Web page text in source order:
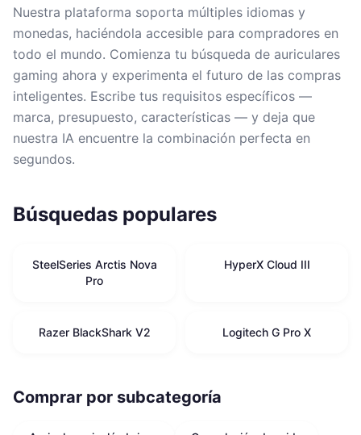
Nuestra plataforma soporta múltiples idiomas y
monedas, haciéndola accesible para compradores en
todo el mundo. Comienza tu búsqueda de auriculares
gaming ahora y experimenta el futuro de las compras
inteligentes. Escribe tus requisitos específicos —
marca, presupuesto, características — y deja que
nuestra IA encuentre la combinación perfecta en
segundos.
Búsquedas populares
SteelSeries Arctis Nova
Pro
HyperX Cloud III
Razer BlackShark V2 Logitech G Pro X
Comprar por subcategoría